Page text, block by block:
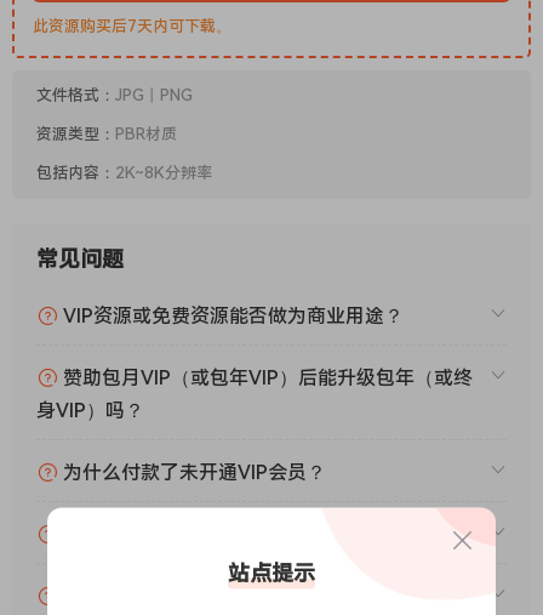
此资源购买后7天内可下载。
文件格式： JPG丨PNG
资源类型： PBR材质
包括内容： 2K~8K分辨率
常见问题
VIP资源或免费资源能否做为商业用途？
赞助包月VIP（或包年VIP）后能升级包年（或终
身VIP）吗？
为什么付款了未开通VIP会员？
站点提示